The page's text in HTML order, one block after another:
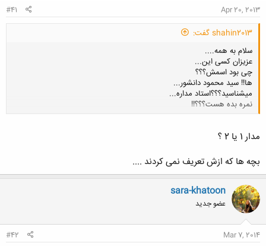
Apr 20, 2013
#41
shahin2013 گفت:
سلام به همه....
عزیزان کسی این...
چی بود اسمش؟؟؟
ها!! سید محمود دانشور...
میشناسید؟؟؟استاد مداره...
نمره بده هست؟؟؟!!
مدار 1 یا 2 ؟
بچه ها که ازش تعریف نمی کردند ....
sara-khatoon
عضو جدید
Mar 7, 2014
#42